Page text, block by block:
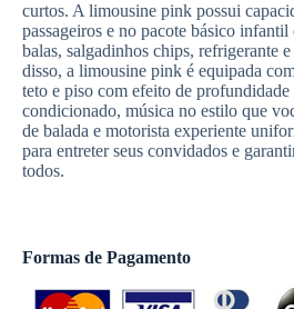
curtos. A limousine pink possui
passageiros e no pacote básico infantil
balas, salgadinhos chips, refrigerante
disso, a limousine pink é equipada
teto e piso com efeito de
condicionado, música no estilo que
de balada e motorista experiente
para entreter seus convidados e
todos.
Formas de Pagamento